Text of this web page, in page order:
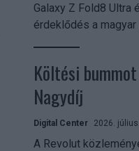
Galaxy Z Fold8 Ultra
érdeklődés a
Költési
Nagydíj
Digital Center 2026. július
A Revolut